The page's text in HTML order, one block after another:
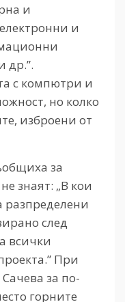
и
и
др.”.
с компютри и
но колко
изброени от
за
знаят: „В кои
разпределени
след
всички
При
за по-
горните